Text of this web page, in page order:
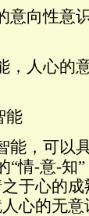
意向性意
，人心的
能
能，可以
“情-意-知
于心的
心的无意